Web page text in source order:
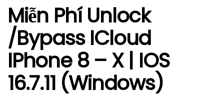
Miễn Phí Unlock
/Bypass ICloud
IPhone 8 – X | IOS
16.7.11 (Windows)